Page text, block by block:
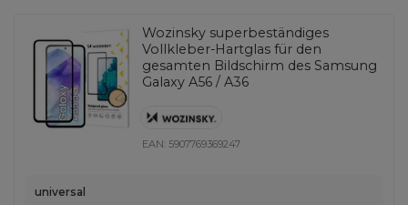
Wozinsky superbeständiges
Vollkleber-Hartglas für den
gesamten Bildschirm des Samsung
Galaxy A56 / A36
EAN: 5907769369247
universal